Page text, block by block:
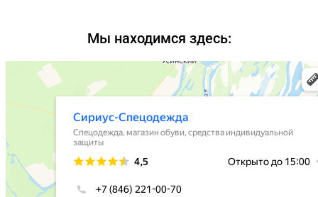
Мы находимся здесь: